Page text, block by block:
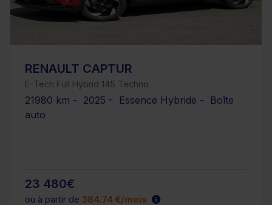
RENAULT CAPTUR
E-Tech Full Hybrid 145 Techno
21980 km - 2025 - Essence Hybride - Boîte
auto
23 480€
ou à partir de 384.74 €/mois